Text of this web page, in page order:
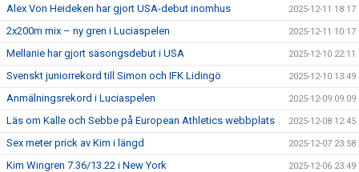
Alex Von Heideken har gjort USA-debut inomhus 2025-12-11 18:17
2x200m mix – ny gren i Luciaspelen 2025-12-11 10:17
Mellanie har gjort säsongsdebut i USA 2025-12-10 22:11
Svenskt juniorrekord till Simon och IFK Lidingö 2025-12-10 13:49
Anmälningsrekord i Luciaspelen 2025-12-09 09:09
Läs om Kalle och Sebbe på European Athletics webbplats 2025-12-08 12:45
Sex meter prick av Kim i längd 2025-12-07 23:58
Kim Wingren 7.36/13.22 i New York 2025-12-06 23:49